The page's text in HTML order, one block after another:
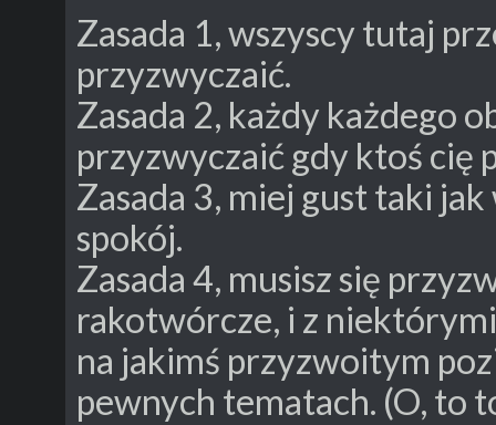
Zasada 1, wszyscy tutaj
przyzwyczaić.
Zasada 2, każdy każdego
przyzwyczaić gdy ktoś cię
Zasada 3, miej gust taki
spokój.
Zasada 4, musisz się
rakotwórcze, i z
na jakimś przyzwoitym
pewnych tematach. (O, to